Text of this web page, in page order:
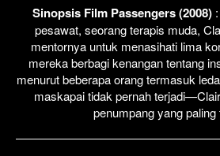
Sinopsis Film Passengers (2008)
pesawat, seorang terapis muda,
mentornya untuk menasihati lima
mereka berbagi kenangan tentang
menurut beberapa orang termasuk
maskapai tidak pernah
penumpang yang paling